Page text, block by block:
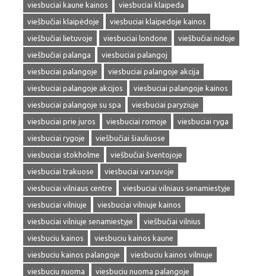
viesbuciai kaune kainos
viesbuciai klaipeda
viešbučiai klaipėdoje
viesbuciai klaipedoje kainos
viešbučiai lietuvoje
viesbuciai londone
viešbučiai nidoje
viešbučiai palanga
viesbuciai palangoj
viesbuciai palangoje
viesbuciai palangoje akcija
viesbuciai palangoje akcijos
viesbuciai palangoje kainos
viesbuciai palangoje su spa
viesbuciai paryziuje
viesbuciai prie juros
viesbuciai romoje
viesbuciai ryga
viesbuciai rygoje
viešbučiai šiauliuose
viesbuciai stokholme
viešbučiai šventojoje
viesbuciai trakuose
viesbuciai varsuvoje
viesbuciai vilniaus centre
viesbuciai vilniaus senamiestyje
viesbuciai vilniuje
viesbuciai vilniuje kainos
viesbuciai vilniuje senamiestyje
viešbučiai vilnius
viesbuciu kainos
viesbuciu kainos kaune
viesbuciu kainos palangoje
viesbuciu kainos vilniuje
viesbuciu nuoma
viesbuciu nuoma palangoje